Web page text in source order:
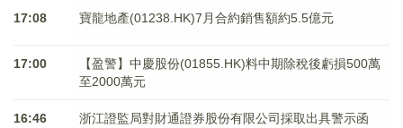
17:08 寶龍地產(01238.HK)7月合約銷售額約5.5億元
17:00
【盈警】中慶股份(01855.HK)料中期除稅後虧損500萬
至2000萬元
16:46
浙江證監局對財通證券股份有限公司採取出具警示函